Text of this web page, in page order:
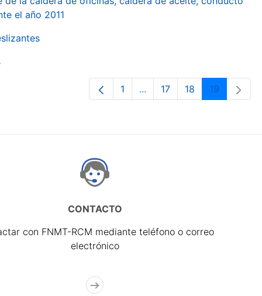
el año 2011
Página
1 ...Páginas intermedias Use
Página
17 Página
18 Página
19
CONTACTO
con FNMT-RCM mediante teléfono o correo
electrónico